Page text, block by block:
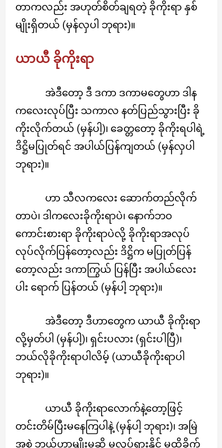
တာကလည်း အဟုတ်စိတ်ချရတဲ့ ခိုကိုးရာ နှစ်
မျိုးရှိတယ် (မှန်လှပါ ဘုရား)။
ယာယီ ခိုကိုးရာ
အဲဒီတော့ ဒီ ဒကာ ဒကာမတွေဟာ ဒါန
ကလေးလုပ်ပြီး သကာလ နတ်ပြည်သွားပြီး ခို
ကိုးလိုက်တယ် (မှန်ပါ့)၊ ခေတ္တတော့ ခိုကိုးရပါရဲ့
ဒိဋ္ဌိမပြုတ်ရင် အပါယ်ပြန်ကျတယ် (မှန်လှပါ
ဘုရား)။
ဟာ သီလကလေး ဆောက်တည်လိုက်
တာပဲ၊ ဒါကလေးခိုကိုးရာပဲ၊ နောက်ဘဝ
ကောင်းစားရာ ခိုကိုးရာပဲလို့ ခိုကိုးရာအလုပ်
လုပ်လိုက်ပြန်တော့လည်း ဒိဋ္ဌိက မပြုတ်ပြန်
တော့လည်း ဒကာကြွယ် ပြန်ပြီး အပါယ်လေး
ပါး ရောက် ပြန်တယ် (မှန်ပါ့ ဘုရား)။
အဲဒီတော့ ဒီဟာတွေက ယာယီ ခိုကိုးရာ
လို့မှတ်ပါ (မှန်ပါ့)၊ ရှင်းပလား (ရှင်းပါပြီ)၊
ဘယ်လိုခိုကိုးရာပါလိမ့် (ယာယီခိုကိုးရာပါ
ဘုရား)။
ယာယီ ခိုကိုးရာလောက်နဲ့တော့ဖြင့်
တင်းတိမ်ပြီးမနေကြပါနဲ့ (မှန်ပါ့ ဘုရား)၊ အမြဲ
အစွဲ ဘယ်ဟာမျိုးမဆို မလှုပ်ရှားနိုင် မထိခိုက်